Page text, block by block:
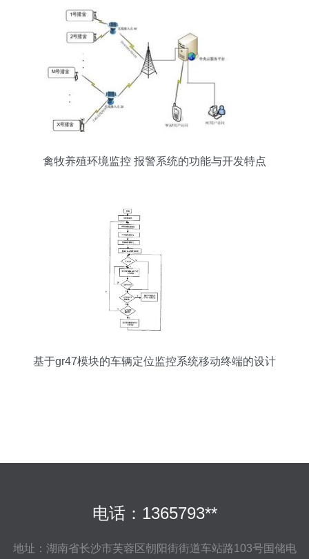
禽牧养殖环境监控 报警系统的功能与开发特点
基于gr47模块的车辆定位监控系统移动终端的设计
电话：1365793**
地址：湖南省长沙市芙蓉区朝阳街街道车站路103号国储电